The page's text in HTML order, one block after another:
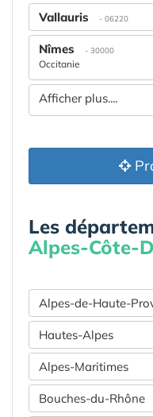
Vallauris - 06220
Nîmes - 30000
Occitanie
Afficher plus....
Les
Alpes-Côte-
Alpes-de-Haute-
Hautes-Alpes
Alpes-Maritimes
Bouches-du-Rhône